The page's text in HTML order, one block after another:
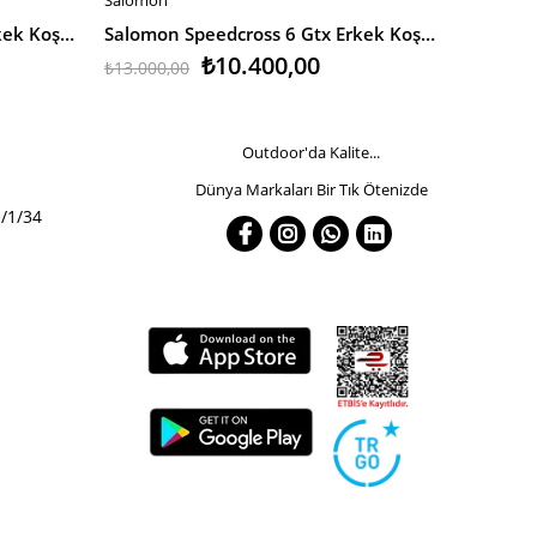
Salomon Speedcross 6 Gtx Erkek Koşu Ayakkabısı Salomon Speedcross 6 Gtx Erkek Koşu Ayakkabısı
₺10.400,00
₺13.000,00
1/34
Outdoor'da Kalite...
Dünya Markaları Bir Tık Ötenizde